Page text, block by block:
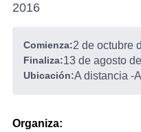
2016
Comienza:2 de octubre
Finaliza:13 de agosto
Ubicación:A distancia -
Organiza: